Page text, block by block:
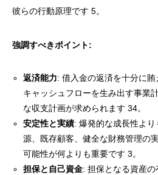
彼らの行動原理です 5。
強調すべきポイント:
返済能力: 借入金の返済を十分に
キャッシュフローを生み出す事業
な収支計画が求められます 34。
安定性と実績: 爆発的な成長性よ
源、既存顧客、健全な財務管理の
可能性が何よりも重要です 3。
担保と自己資金: 担保となる資産